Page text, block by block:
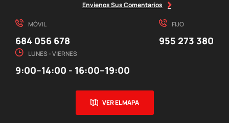
Envíenos Sus Comentarios
MÓVIL
684 056 678
FIJO
955 273 380
LUNES - VIERNES
9:00–14:00 - 16:00–19:00
VER EL MAPA